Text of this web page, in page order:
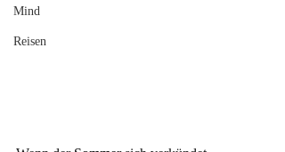
Mind
Reisen